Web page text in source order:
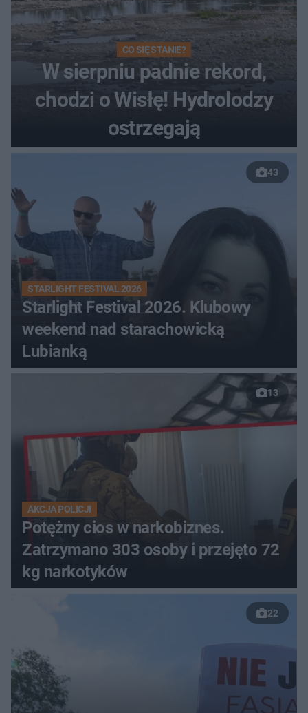
CO SIĘ STANIE?
W sierpniu padnie rekord,
chodzi o Wisłę! Hydrolodzy
ostrzegają
43
STARLIGHT FESTIVAL 2026
Starlight Festival 2026. Klubowy
weekend nad starachowicką
Lubianką
13
AKCJA POLICJI
Potężny cios w narkobiznes.
Zatrzymano 303 osoby i przejęto 72
kg narkotyków
22